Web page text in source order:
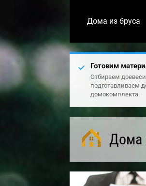
Дома из бруса
Готовим
Отбираем
подготавливаем
домокомплекта.
Дома